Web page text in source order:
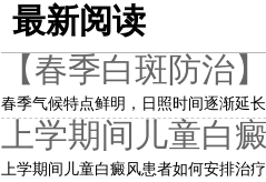
最新阅读
【春季白斑防治
春季气候特点鲜明，日照时间逐渐延
上学期间儿童白
上学期间儿童白癜风患者如何安排治